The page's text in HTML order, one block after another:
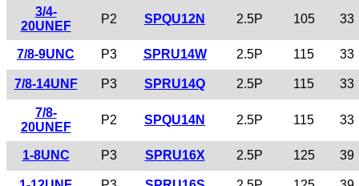
3/4-
20UNEF
P2 SPQU12N 2.5P 105 33
7/8-9UNC P3 SPRU14W 2.5P 115 33
7/8-14UNF P3 SPRU14Q 2.5P 115 33
7/8-
20UNEF
P2 SPQU14N 2.5P 115 33
1-8UNC P3 SPRU16X 2.5P 125 39